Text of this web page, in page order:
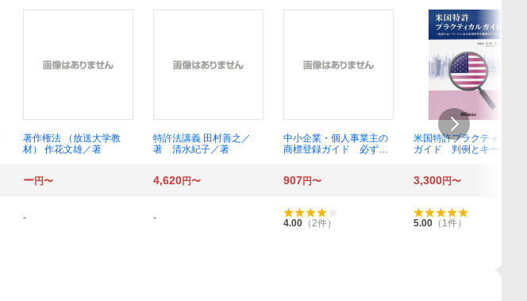
著作権法 （放送大学教
材） 作花文雄／著
特許法講義 田村善之／
著 清水紀子／著
中小企業・個人事業主の
商標登録ガイド 必ず取
著
米国特許プラクティカル
ガイド 判例とキーワー
ー円〜 4,620円〜 907円〜 3,300円〜
- - 4.00 （2件） 5.00 （ 1件）